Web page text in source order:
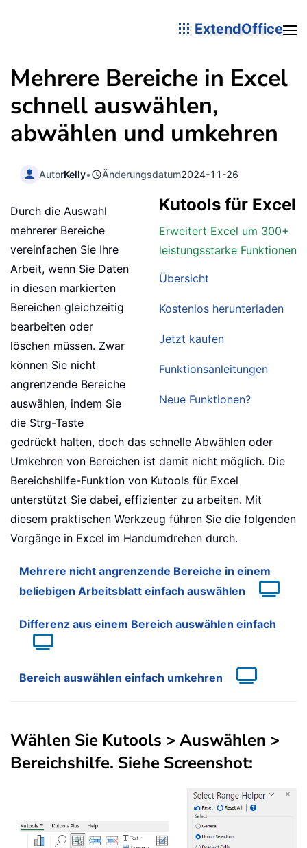
ExtendOffice
Mehrere Bereiche in Excel
schnell auswählen,
abwählen und umkehren
AutorKelly• Änderungsdatum2024-11-26
Kutools für Excel
Erweitert Excel um 300+
leistungsstarke Funktionen
Übersicht
Kostenlos herunterladen
Jetzt kaufen
Funktionsanleitungen
Neue Funktionen?
Durch die Auswahl
mehrerer Bereiche
vereinfachen Sie Ihre
Arbeit, wenn Sie Daten
in diesen markierten
Bereichen gleichzeitig
bearbeiten oder
löschen müssen. Zwar
können Sie nicht
angrenzende Bereiche
auswählen, indem Sie
die Strg-Taste
gedrückt halten, doch das schnelle Abwählen oder
Umkehren von Bereichen ist damit nicht möglich. Die
Bereichshilfe-Funktion von Kutools für Excel
unterstützt Sie dabei, effizienter zu arbeiten. Mit
diesem praktischen Werkzeug führen Sie die folgenden
Vorgänge in Excel im Handumdrehen durch.
Mehrere nicht angrenzende Bereiche in einem
beliebigen Arbeitsblatt einfach auswählen
Differenz aus einem Bereich auswählen einfach
Bereich auswählen einfach umkehren
Wählen Sie Kutools > Auswählen >
Bereichshilfe. Siehe Screenshot: